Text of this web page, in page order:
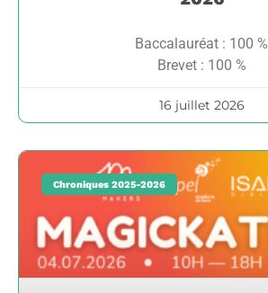
Baccalauréat : 100 %
Brevet : 100 %
16 juillet 2026
Chroniques 2025-2026